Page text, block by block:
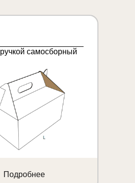
самосборный
Подробнее